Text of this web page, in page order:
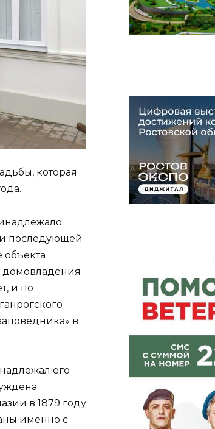
которая
и последующей
домовладения
и по
в
его
в 1879 году
именно с